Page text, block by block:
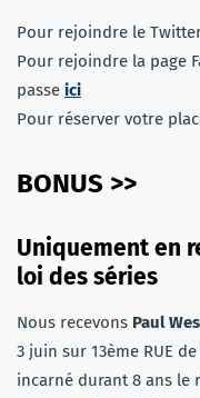
Pour rejoindre le
Pour rejoindre la page
passe ici
Pour réserver votre
BONUS >>
Uniquement en
loi des séries
Nous recevons Paul
3 juin sur 13ème RUE
incarné durant 8 ans le